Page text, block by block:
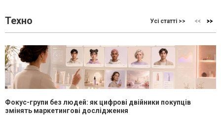
Техно Усі статті >>
Фокус-групи без людей: як цифрові двійники покупців
змінять маркетингові дослідження